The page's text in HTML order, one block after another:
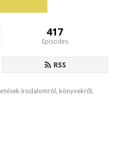
417
Episodes
RSS
irodalomról, könyvekről,